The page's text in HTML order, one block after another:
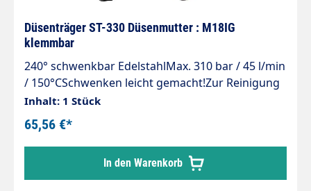
Düsenträger ST-330 Düsenmutter : M18IG
klemmbar
240° schwenkbar EdelstahlMax. 310 bar / 45 l/min
/ 150°CSchwenken leicht gemacht!Zur Reinigung
von schwer zugänglichen Bereichen, Behältern z.
B.Futtertröge und DachrinnenEinfaches und
stufenloses Verstellen der
SpritzrichtungKomplett aus Edelstahl
gefertigtIncl. Klemmschraube zum Fixieren des
eingestellten WinkelsSchwenkbar bis zu einem
Inhalt: 1 Stück
65,56 €*
In den Warenkorb